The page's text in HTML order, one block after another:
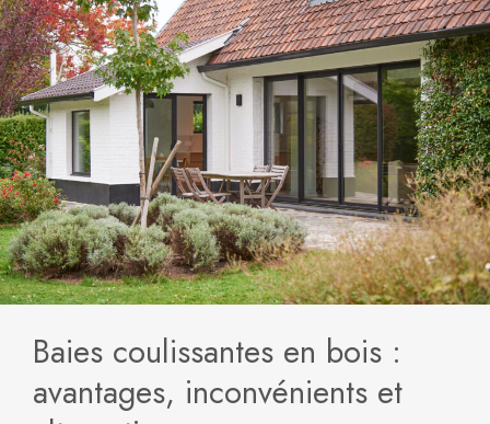
Baies coulissantes en bois :
avantages, inconvénients et